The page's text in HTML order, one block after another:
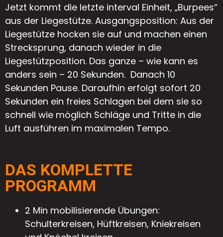
Jetzt kommt die letzte interval Einheit, „Burpees“
aus der Liegestütze. Ausgangsposition: Aus der
Liegestütze hocken sie auf und machen einen
Strecksprung, danach wieder in die
Liegestützposition. Das ganze – wie kann es
anders sein – 20 Sekunden. Danach 10
Sekunden Pause. Daraufhin erfolgt sofort 20
Sekunden ein freies Schlagen bei dem sie so
schnell wie möglich Schläge und Tritte in die
Luft ausführen im maximalen Tempo.
DAS KOMPLETTE
PROGRAMM
2 Min mobilisierende Übungen:
Schulterkreisen, Hüftkreisen, Kniekreisen